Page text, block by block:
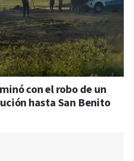
con el robo de un
hasta San Benito